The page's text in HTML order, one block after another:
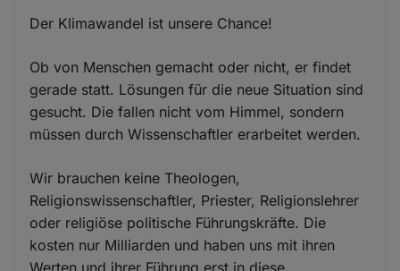
Der Klimawandel ist unsere Chance!
Ob von Menschen gemacht oder nicht, er findet
gerade statt. Lösungen für die neue Situation sind
gesucht. Die fallen nicht vom Himmel, sondern
müssen durch Wissenschaftler erarbeitet werden.
Wir brauchen keine Theologen,
Religionswissenschaftler, Priester, Religionslehrer
oder religiöse politische Führungskräfte. Die
kosten nur Milliarden und haben uns mit ihren